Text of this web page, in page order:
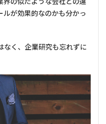
が効果的なのかも分かっ
なく、企業研究も忘れずに